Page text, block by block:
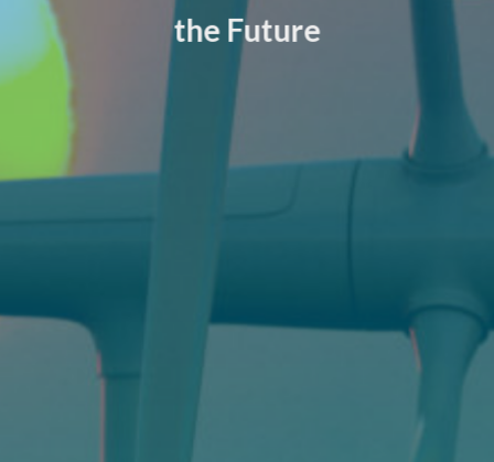
the Future